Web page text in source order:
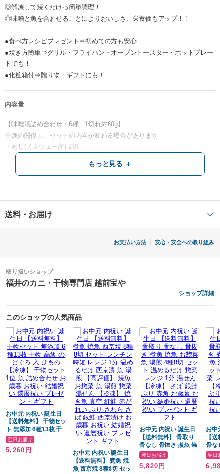
◎解凍して焼くだけっ簡単調理！
◎味噌と魚を合わせることによりおいしさ、栄養価もアップ！！
●食べ方レシピプレゼント⇒初めての方も安心
●焼き方簡単⇒グリル・フライパン・オーブントースター・ホットプレー
トでも！
●化粧箱付⇒贈り物・ギフトにも！
内容量
【味噌漬詰め合わせ・6種・1切れ約60g】
※漁の関係上、セットの内容が変わる場合があります
・あじ(ノルウェー産) 2切
・さば(ノルウェー産・イギリス産・国産) 2切
・サーモン(チリ産or福井県産) 2切
真空パックでのお届けとなります。
※生ものですのでお届け後はお早めにお召上がり下さい。
（大豆を含む）、食塩／酒精、調味料（アミノ酸）、クチナシ色素
お召し上がり方
焼き魚・ホイル焼き・バーベキュー・鉄板焼き・お酒のおつまみ・おせ
ちなど
自然解凍後グリル、オーブンレンジなどで焼いてお召し上がりくださ
い。（食べ方の説明書同封）
用途
誕生日 出産祝い 結婚祝い 記念日 還暦祝い 内祝い お返し 婚内祝い 快気
もっと見る ＋
送料・お届け
お支払い方法 安心・安全への取り組み
取り扱いショップ
福井のカニ・干物専門店 越前宝や
ショップ詳細
このショップの人気商品
お中元 内祝い 誕生日
【送料無料】 干物セッ
ト 無添加 6種13枚 干
物 高級 のどぐろ 入 ひ
もの 【冷凍】 干物セ
ット 1位 魚 詰め合わ
翌日お届け
5,260円
お中元 内祝い 誕生日
【送料無料】 煮魚 焼
魚 西京焼 8種8切 セッ
お中元 内祝い 誕生日
【送料無料】 骨取り
骨なし 骨抜き 煮魚 焼
魚 お惣菜 魚 湯煎 4種8
切 セット 温めるだけ
惣菜 レンジ 1分 湯せ
翌日お届け
5,820円
お中
【
骨な
魚
10切
け
翌日